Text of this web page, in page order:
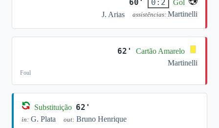
60' 0:2
Gol
J. Arias
assistências: Martinelli
62'
Cartão Amarelo
Martinelli
Foul
Substituição 62'
in: G. Plata out: Bruno Henrique